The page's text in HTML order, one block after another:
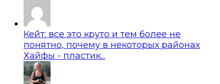
Кейт: все это круто и тем более не
понятно, почему в некоторых районах
Хайфы - пластик...